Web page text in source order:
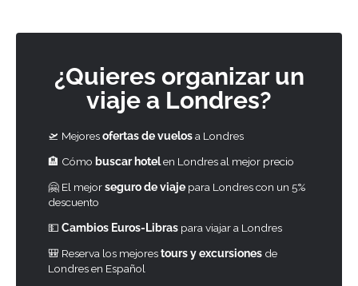
¿Quieres organizar un
viaje a Londres?
🛫 Mejoresofertas de vuelosa Londres
🏨 Cómo buscar hotelen Londres al mejor precio
🤗 El mejorseguro de viaje para Londres con un 5%
descuento
💵 Cambios Euros-Libras para viajar a Londres
🎒 Reserva los mejorestours y excursiones de
Londres en Español